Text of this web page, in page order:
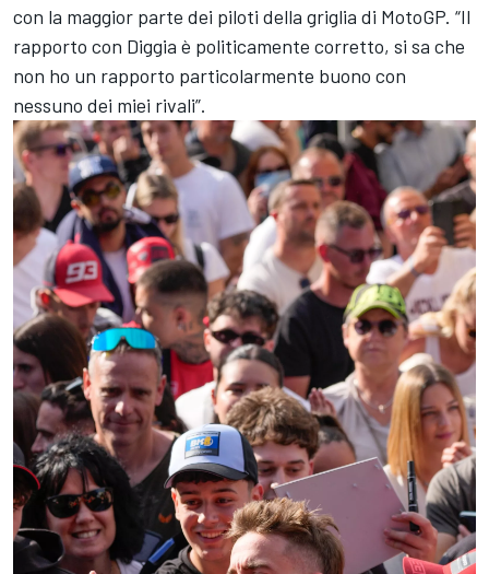
con la maggior parte dei piloti della griglia di MotoGP. “Il
rapporto con Diggia è politicamente corretto, si sa che
non ho un rapporto particolarmente buono con
nessuno dei miei rivali”.